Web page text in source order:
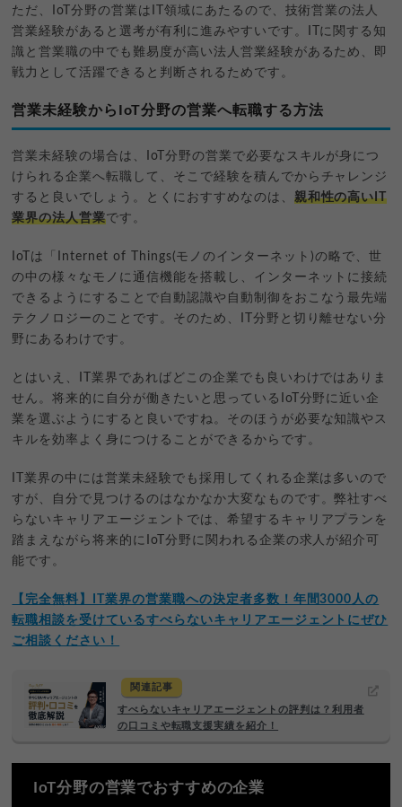
ただ、IoT分野の営業はIT領域にあたるので、技術営業の法人
営業経験があると選考が有利に進みやすいです。ITに関する知
識と営業職の中でも難易度が高い法人営業経験があるため、即
戦力として活躍できると判断されるためです。
営業未経験からIoT分野の営業へ転職する方法
営業未経験の場合は、IoT分野の営業で必要なスキルが身につ
けられる企業へ転職して、そこで経験を積んでからチャレンジ
すると良いでしょう。とくにおすすめなのは、 親和性の高いIT
業界の法人営業です。
IoTは「Internet of Things(モノのインターネット)の略で、世
の中の様々なモノに通信機能を搭載し、インターネットに接続
できるようにすることで自動認識や自動制御をおこなう最先端
テクノロジーのことです。そのため、IT分野と切り離せない分
野にあるわけです。
とはいえ、IT業界であればどこの企業でも良いわけではありま
せん。将来的に自分が働きたいと思っているIoT分野に近い企
業を選ぶようにすると良いですね。そのほうが必要な知識やス
キルを効率よく身につけることができるからです。
IT業界の中には営業未経験でも採用してくれる企業は多いので
すが、自分で見つけるのはなかなか大変なものです。弊社すべ
らないキャリアエージェントでは、希望するキャリアプランを
踏まえながら将来的にIoT分野に関われる企業の求人が紹介可
能です。
【完全無料】IT業界の営業職への決定者多数！年間3000人の
転職相談を受けているすべらないキャリアエージェントにぜひ
ご相談ください！
関連記事
すべらないキャリアエージェントの評判は？利用者
の口コミや転職支援実績を紹介！
IoT分野の営業でおすすめの企業